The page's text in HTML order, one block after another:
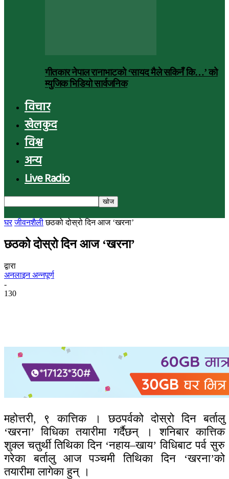
गीतकार नेपाल रानाभाटको ‘सायद मैले सकिनँ कि…’ को
म्युजिक भिडियो सार्वजनिक
विचार
खेलकुद
विश्व
अन्य
Live Radio
घर जीवनशैली छठको दोस्रो दिन आज ‘खरना’
छठको दोस्रो दिन आज ‘खरना’
द्वारा
अनलाइन अन्नपूर्ण
-
130
महोत्तरी, ९ कात्तिक । छठपर्वको दोस्रो दिन बर्तालु
‘खरना’ विधिका तयारीमा गर्दैछन् । शनिबार कात्तिक
शुक्ल चतुर्थी तिथिका दिन ‘नहाय–खाय’ विधिबाट पर्व सुरु
गरेका बर्तालु आज पञ्चमी तिथिका दिन ‘खरना’को
तयारीमा लागेका हुन् ।